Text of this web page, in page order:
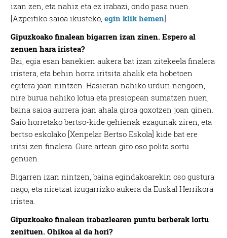
izan zen, eta nahiz eta ez irabazi, ondo pasa nuen.
[Azpeitiko saioa ikusteko,egin klik hemen].
Gipuzkoako finalean bigarren izan zinen. Espero al
zenuen hara iristea?
Bai, egia esan banekien aukera bat izan zitekeela finalera
iristera, eta behin horra iritsita ahalik eta hobetoen
egitera joan nintzen. Hasieran nahiko urduri nengoen,
nire burua nahiko lotua eta presiopean sumatzen nuen,
baina saioa aurrera joan ahala giroa goxotzen joan ginen.
Saio horretako bertso-kide gehienak ezagunak ziren, eta
bertso eskolako [Xenpelar Bertso Eskola] kide bat ere
iritsi zen finalera. Gure artean giro oso polita sortu
genuen.
Bigarren izan nintzen, baina egindakoarekin oso gustura
nago, eta niretzat izugarrizko aukera da Euskal Herrikora
iristea.
Gipuzkoako finalean irabazlearen puntu berberak lortu
zenituen. Ohikoa al da hori?